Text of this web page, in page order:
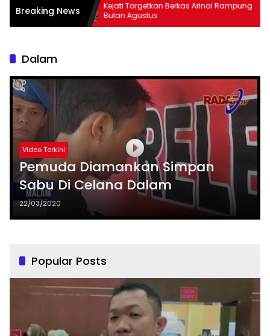
Breaking NewsKejati Targetkan Berkas Arinal Rampung
Bulan Agustus
Dalam
Video Terkini
Pemuda Diamankan Simpan
Sabu Di Celana Dalam
22/03/2020
Popular Posts